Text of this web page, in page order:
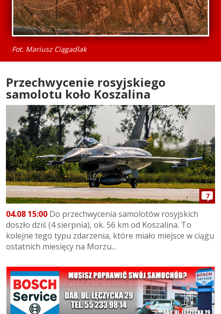
Fot. Mariusz Ciągadlak
Przechwycenie rosyjskiego
samolotu koło Koszalina
7
04.08 15:00 Do przechwycenia samolotów rosyjskich
doszło dziś (4 sierpnia), ok. 56 km od Koszalina. To
kolejne tego typu zdarzenia, które miało miejsce w ciągu
ostatnich miesięcy na Morzu...